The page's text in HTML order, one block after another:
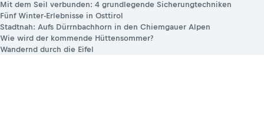
Mit dem Seil verbunden: 4 grundlegende Sicherungtechniken
Fünf Winter-Erlebnisse in Osttirol
Stadtnah: Aufs Dürrnbachhorn in den Chiemgauer Alpen
Wie wird der kommende Hüttensommer?
Wandernd durch die Eifel